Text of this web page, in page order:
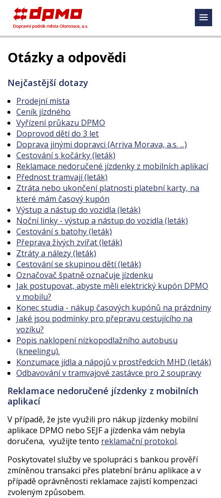
Otázky a odpovědi
Nejčastější dotazy
Prodejní místa
Ceník jízdného
Vyřízení průkazu DPMO
Doprovod dětí do 3 let
Doprava jinými dopravci (Arriva Morava, a.s. ...)
Cestování s kočárky (leták)
Reklamace nedoručené jízdenky z mobilních aplikací
Přednost tramvají (leták)
Ztráta nebo ukončení platnosti platební karty, na
které mám časový kupón
Výstup a nástup do vozidla (leták)
Noční linky - výstup a nástup do vozidla (leták)
Cestování s batohy (leták)
Přeprava živých zvířat (leták)
Ztráty a nálezy (leták)
Cestování se skupinou dětí (leták)
Označovač špatně označuje jízdenku
Jak postupovat, abyste měli elektrický kupón DPMO
v mobilu?
Konec studia - nákup časových kupónů na prázdniny
Jaké jsou podmínky pro přepravu cestujícího na
vozíku?
Popis naklopení nízkopodlažního autobusu
(kneelingu).
Konzumace jídla a nápojů v prostředcích MHD (leták)
Odbavování v tramvajové zastávce pro 2 soupravy
Reklamace nedoručené jízdenky z mobilních
aplikací
V případě, že jste využili pro nákup jízdenky mobilní
aplikace DPMO nebo SEJF a jízdenka vám nebyla
doručena, využijte tento reklamační protokol.
Poskytovatel služby ve spolupráci s bankou prověří
zmíněnou transakci přes platební bránu aplikace a v
případě oprávněnosti reklamace zajistí kompenzaci
zvoleným způsobem.